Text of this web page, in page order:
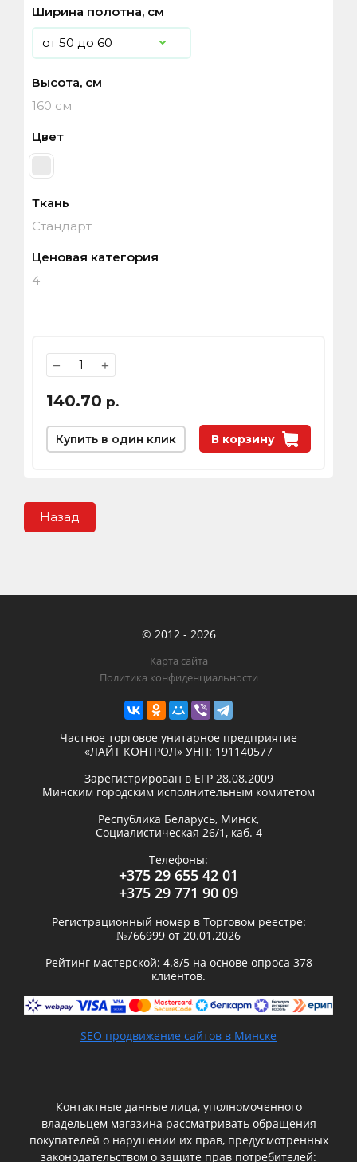
Ширина полотна, см
Высота, см
160 см
Цвет
Ткань
Стандарт
Ценовая категория
4
− +
140.70 р.
В корзину
Купить в один клик
Назад
© 2012 - 2026
Карта сайта
Политика конфиденциальности
Частное торговое унитарное предприятие
«ЛАЙТ КОНТРОЛ» УНП: 191140577
Зарегистрирован в ЕГР 28.08.2009
Минским городским исполнительным комитетом
Республика Беларусь, Минск,
Социалистическая 26/1, каб. 4
Телефоны:
+375 29 655 42 01
+375 29 771 90 09
Регистрационный номер в Торговом реестре:
№766999 от 20.01.2026
Рейтинг мастерской: 4.8/5 на основе опроса 378
клиентов.
SEO продвижение сайтов в Минске
Контактные данные лица, уполномоченного
владельцем магазина рассматривать обращения
покупателей о нарушении их прав, предусмотренных
законодательством о защите прав потребителей: